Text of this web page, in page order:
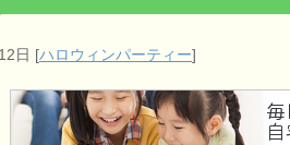
日 [ハロウィンパーティー]